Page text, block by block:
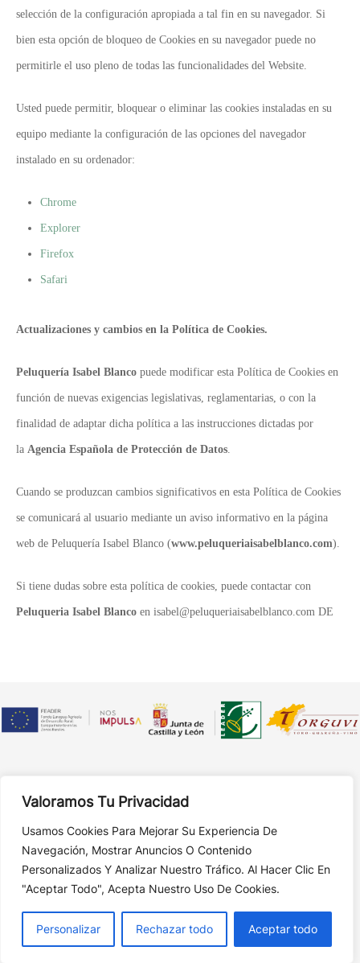
Valoramos Tu Privacidad
Usamos Cookies Para Mejorar Su Experiencia De
Navegación, Mostrar Anuncios O Contenido
Personalizados Y Analizar Nuestro Tráfico. Al Hacer Clic En
"Aceptar Todo", Acepta Nuestro Uso De Cookies.
Personalizar Rechazar todo Aceptar todo
selección de la configuración apropiada a tal fin en su navegador. Si
bien esta opción de bloqueo de Cookies en su navegador puede no
permitirle el uso pleno de todas las funcionalidades del Website.
Usted puede permitir, bloquear o eliminar las cookies instaladas en su
equipo mediante la configuración de las opciones del navegador
instalado en su ordenador:
Chrome
Explorer
Firefox
Safari
Actualizaciones y cambios en la Política de Cookies.
Peluquería Isabel Blanco puede modificar esta Política de Cookies en
función de nuevas exigencias legislativas, reglamentarias, o con la
finalidad de adaptar dicha política a las instrucciones dictadas por
la Agencia Española de Protección de Datos.
Cuando se produzcan cambios significativos en esta Política de Cookies
se comunicará al usuario mediante un aviso informativo en la página
web de Peluquería Isabel Blanco (www.peluqueriaisabelblanco.com).
Si tiene dudas sobre esta política de cookies, puede contactar con
Peluqueria Isabel Blanco en isabel@peluqueriaisabelblanco.com DE
Corte|Color |Peinados Y Recogidos
© 2026 ISABEL BLANCO. Aviso Legal | Política De
Cookies